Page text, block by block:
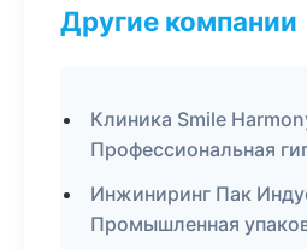
Другие компании
Клиника Smile
Профессиональная
Инжиниринг Пак
Промышленная